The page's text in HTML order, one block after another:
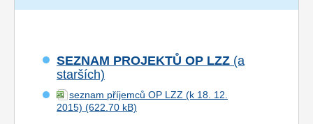
SEZNAM PROJEKTŮ OP LZZ (a
starších)
seznam příjemců OP LZZ (k 18. 12.
2015)